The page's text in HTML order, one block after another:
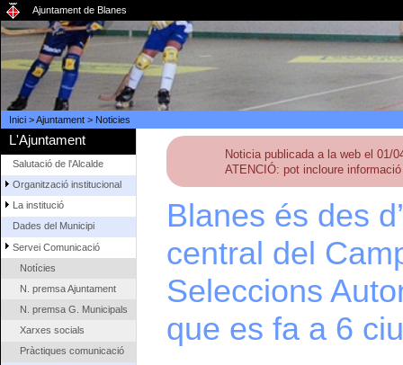
Ajuntament de Blanes
Inici>Ajuntament> Noticies
L'Ajuntament
Salutació de l'Alcalde
Organització institucional
La institució
Dades del Municipi
Servei Comunicació
Notícies
N. premsa Ajuntament
N. premsa G. Municipals
Xarxes socials
Pràctiques comunicació
Noticia publicada a la web el 01/
ATENCIÓ: pot incloure
Blanes és des
central del
Seleccions
que es fa a 6